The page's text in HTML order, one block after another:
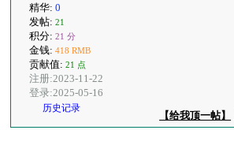
精华:0
发帖:21
积分:21 分
金钱:418 RMB
贡献值:21 点
注册:2023-11-22
登录:2025-05-16
历史记录
【给我顶一帖】